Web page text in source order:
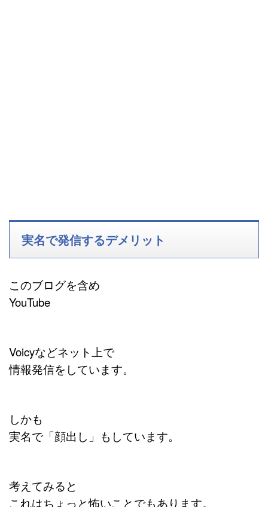
実名で発信するデメリット
このブログを含め
YouTube
Voicyなどネット上で
情報発信をしています。
しかも
実名で「顔出し」もしています。
考えてみると
これはちょっと怖いことでもあります。